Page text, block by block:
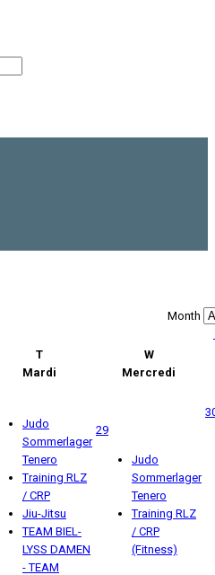
Month
T
Mardi
W
Mercredi
Judo
Sommerlager
Tenero
Training RLZ
/ CRP
Jiu-Jitsu
TEAM BIEL-
LYSS DAMEN
- TEAM
29
Judo
Sommerlager
Tenero
Training RLZ
/ CRP
(Fitness)